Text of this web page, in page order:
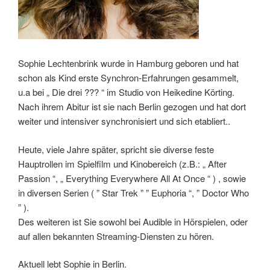
Sophie Lechtenbrink wurde in Hamburg geboren und hat
schon als Kind erste Synchron-Erfahrungen gesammelt,
u.a bei „ Die drei ??? “ im Studio von Heikedine Körting.
Nach ihrem Abitur ist sie nach Berlin gezogen und hat dort
weiter und intensiver synchronisiert und sich etabliert..
Heute, viele Jahre später, spricht sie diverse feste
Hauptrollen im Spielfilm und Kinobereich (z.B.: „ After
Passion “, „ Everything Everywhere All At Once “ ) , sowie
in diversen Serien ( ” Star Trek ” ” Euphoria “, ” Doctor Who
” ).
Des weiteren ist Sie sowohl bei Audible in Hörspielen, oder
auf allen bekannten Streaming-Diensten zu hören.
Aktuell lebt Sophie in Berlin.